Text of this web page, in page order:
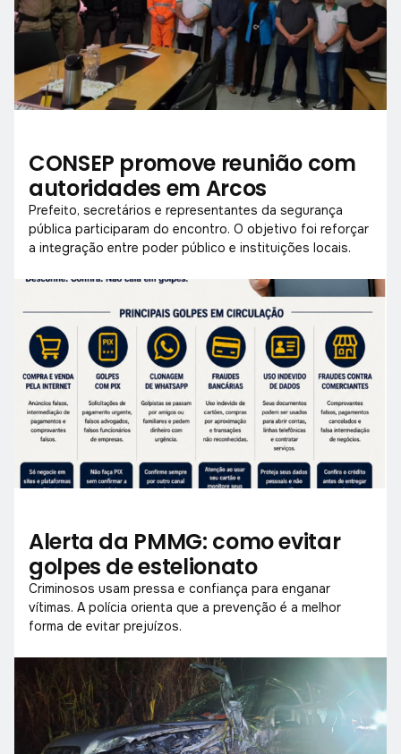
CONSEP promove reunião com
autoridades em Arcos
Prefeito, secretários e representantes da segurança
pública participaram do encontro. O objetivo foi reforçar
a integração entre poder público e instituições locais.
Alerta da PMMG: como evitar
golpes de estelionato
Criminosos usam pressa e confiança para enganar
vítimas. A polícia orienta que a prevenção é a melhor
forma de evitar prejuízos.